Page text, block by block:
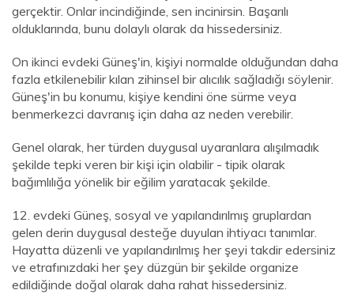
gerçektir. Onlar incindiğinde, sen incinirsin. Başarılı
olduklarında, bunu dolaylı olarak da hissedersiniz.
On ikinci evdeki Güneş'in, kişiyi normalde olduğundan daha
fazla etkilenebilir kılan zihinsel bir alıcılık sağladığı söylenir.
Güneş'in bu konumu, kişiye kendini öne sürme veya
benmerkezci davranış için daha az neden verebilir.
Genel olarak, her türden duygusal uyaranlara alışılmadık
şekilde tepki veren bir kişi için olabilir - tipik olarak
bağımlılığa yönelik bir eğilim yaratacak şekilde.
12. evdeki Güneş, sosyal ve yapılandırılmış gruplardan
gelen derin duygusal desteğe duyulan ihtiyacı tanımlar.
Hayatta düzenli ve yapılandırılmış her şeyi takdir edersiniz
ve etrafınızdaki her şey düzgün bir şekilde organize
edildiğinde doğal olarak daha rahat hissedersiniz.